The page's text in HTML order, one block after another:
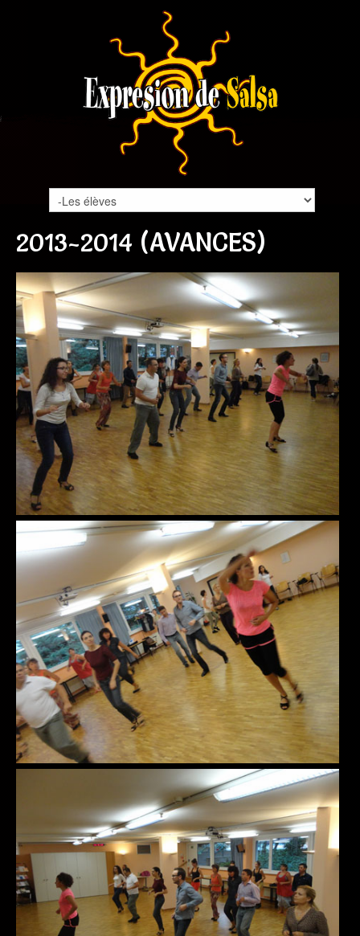
2013-2014 (AVANCES)